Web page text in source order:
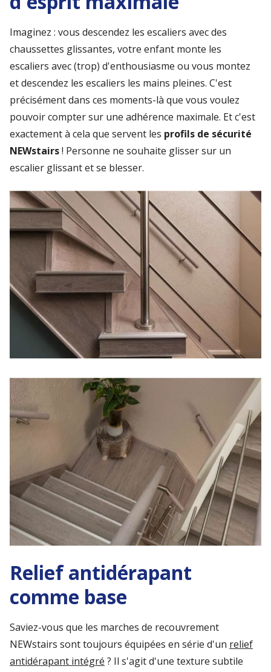
Imaginez : vous descendez les escaliers avec des
chaussettes glissantes, votre enfant monte les
escaliers avec (trop) d'enthousiasme ou vous montez
et descendez les escaliers les mains pleines. C'est
précisément dans ces moments-là que vous voulez
pouvoir compter sur une adhérence maximale. Et c'est
exactement à cela que servent les profils de sécurité
NEWstairs! Personne ne souhaite glisser sur un
escalier glissant et se blesser.
Relief antidérapant
comme base
Saviez-vous que les marches de recouvrement
NEWstairs sont toujours équipées en série d'un relief
antidérapant intégré ? Il s'agit d'une texture subtile